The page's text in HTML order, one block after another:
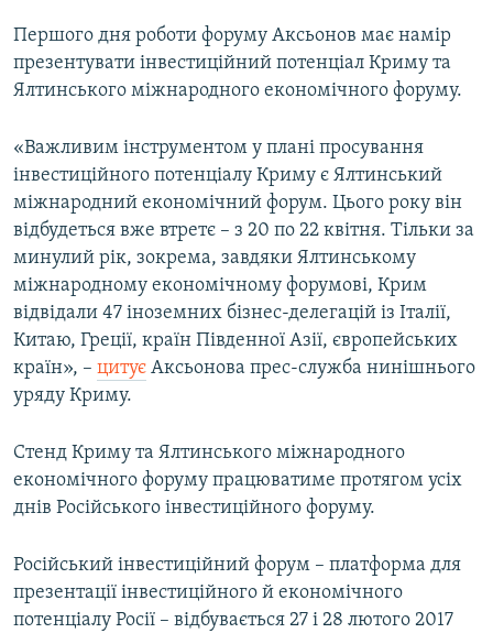
Першого дня роботи форуму Аксьонов має намір
презентувати інвестиційний потенціал Криму та
Ялтинського міжнародного економічного форуму.
«Важливим інструментом у плані просування
інвестиційного потенціалу Криму є Ялтинський
міжнародний економічний форум. Цього року він
відбудеться вже втретє – з 20 по 22 квітня. Тільки за
минулий рік, зокрема, завдяки Ялтинському
міжнародному економічному форумові, Крим
відвідали 47 іноземних бізнес-делегацій із Італії,
Китаю, Греції, країн Південної Азії, європейських
країн», – цитує Аксьонова прес-служба нинішнього
уряду Криму.
Стенд Криму та Ялтинського міжнародного
економічного форуму працюватиме протягом усіх
днів Російського інвестиційного форуму.
Російський інвестиційний форум – платформа для
презентації інвестиційного й економічного
потенціалу Росії – відбувається 27 і 28 лютого 2017